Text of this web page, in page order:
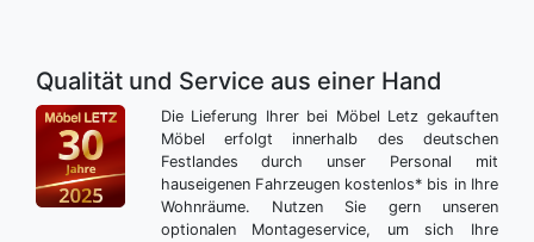
Qualität und Service aus einer Hand
Die Lieferung Ihrer bei Möbel Letz gekauften
Möbel erfolgt innerhalb des deutschen
Festlandes durch unser Personal mit
hauseigenen Fahrzeugen kostenlos* bis in Ihre
Wohnräume. Nutzen Sie gern unseren
optionalen Montageservice, um sich Ihre